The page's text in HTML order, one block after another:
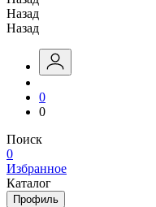
Назад
Назад
0
0
Поиск
0
Избранное
Каталог
Профиль